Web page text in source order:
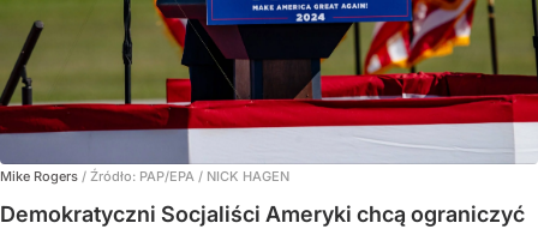
Mike Rogers / Źródło: PAP/EPA / NICK HAGEN
Demokratyczni Socjaliści Ameryki chcą ograniczyć